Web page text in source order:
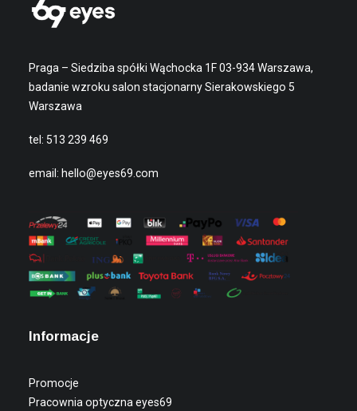
Praga – Siedziba spółki Wąchocka 1F 03-934 Warszawa,
badanie wzroku salon stacjonarny Sierakowskiego 5
Warszawa
tel: 513 239 469
email: hello@eyes69.com
Informacje
Promocje
Pracownia optyczna eyes69